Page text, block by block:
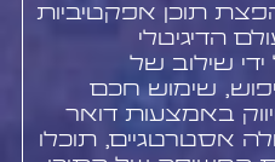
תוכן אפקטיביות
הדיגיטלי
שילוב של
שימוש חכם
באמצעות דואר
אסטרטגיים, תוכלו